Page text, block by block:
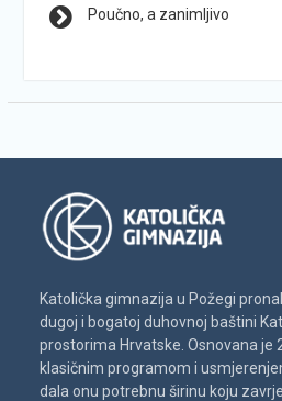
Poučno, a zanimljivo
Katolička gimnazija u Požegi
dugoj i bogatoj duhovnoj baštini
prostorima Hrvatske. Osnovana je
klasičnim programom i
dala onu potrebnu širinu koju